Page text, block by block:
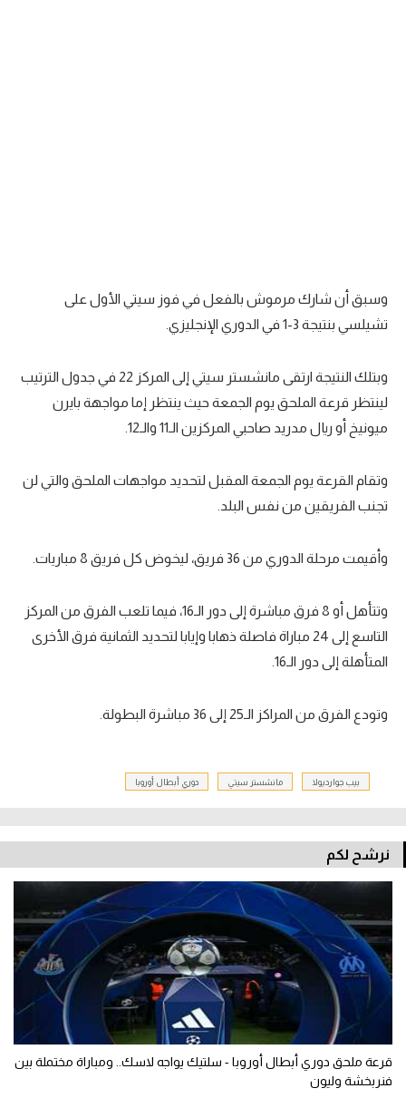
وسبق أن شارك مرموش بالفعل في فوز سيتي الأول على
تشيلسي بنتيجة 3-1 في الدوري الإنجليزي.
وبتلك النتيجة ارتقى مانشستر سيتي إلى المركز 22 في جدول الترتيب
لينتظر قرعة الملحق يوم الجمعة حيث ينتظر إما مواجهة بايرن
ميونيخ أو ريال مدريد صاحبي المركزين الـ11 والـ12.
وتقام القرعة يوم الجمعة المقبل لتحديد مواجهات الملحق والتي لن
تجنب الفريقين من نفس البلد.
وأقيمت مرحلة الدوري من 36 فريق، ليخوض كل فريق 8 مباريات.
وتتأهل أو 8 فرق مباشرة إلى دور الـ16، فيما تلعب الفرق من المركز
التاسع إلى 24 مباراة فاصلة ذهابا وإيابا لتحديد الثمانية فرق الأخرى
المتأهلة إلى دور الـ16.
وتودع الفرق من المراكز الـ25 إلى 36 مباشرة البطولة.
بيب جوارديولا مانشستر سيتي دوري أبطال أوروبا
نرشح لكم
قرعة ملحق دوري أبطال أوروبا - سلتيك يواجه لاسك.. ومباراة مختملة بين
فنربخشة وليون